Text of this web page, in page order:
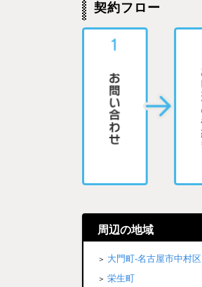
契約フロー
周辺の地域
大門町-名古屋市中村区
栄生町